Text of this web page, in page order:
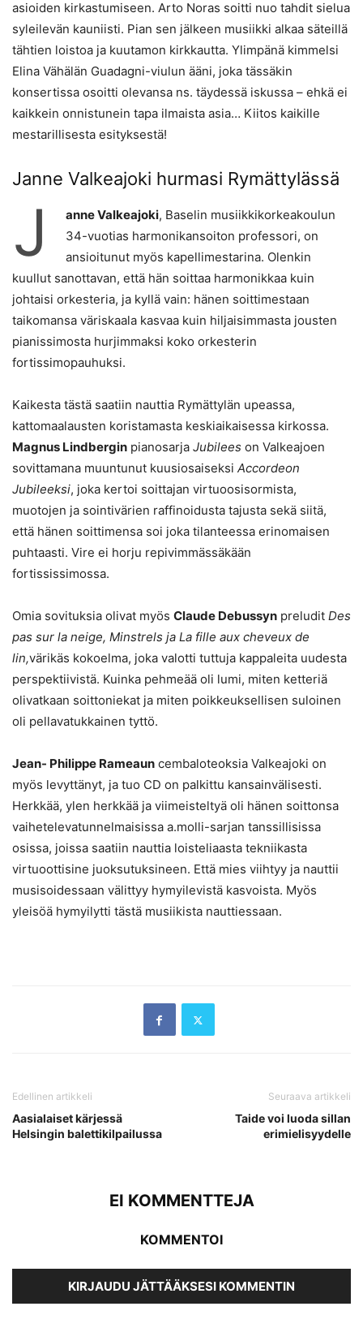
asioiden kirkastumiseen. Arto Noras soitti nuo tahdit sielua
syleilevän kauniisti. Pian sen jälkeen musiikki alkaa säteillä
tähtien loistoa ja kuutamon kirkkautta. Ylimpänä kimmelsi
Elina Vähälän Guadagni-viulun ääni, joka tässäkin
konsertissa osoitti olevansa ns. täydessä iskussa – ehkä ei
kaikkein onnistunein tapa ilmaista asia… Kiitos kaikille
mestarillisesta esityksestä!
Janne Valkeajoki hurmasi Rymättylässä
J anne Valkeajoki, Baselin musiikkikorkeakoulun
34-vuotias harmonikansoiton professori, on
ansioitunut myös kapellimestarina. Olenkin
kuullut sanottavan, että hän soittaa harmonikkaa kuin
johtaisi orkesteria, ja kyllä vain: hänen soittimestaan
taikomansa väriskaala kasvaa kuin hiljaisimmasta jousten
pianissimosta hurjimmaksi koko orkesterin
fortissimopauhuksi.
Kaikesta tästä saatiin nauttia Rymättylän upeassa,
kattomaalausten koristamasta keskiaikaisessa kirkossa.
Magnus Lindbergin pianosarja Jubilees on Valkeajoen
sovittamana muuntunut kuusiosaiseksi Accordeon
Jubileeksi, joka kertoi soittajan virtuoosisormista,
muotojen ja sointivärien raffinoidusta tajusta sekä siitä,
että hänen soittimensa soi joka tilanteessa erinomaisen
puhtaasti. Vire ei horju repivimmässäkään
fortississimossa.
Omia sovituksia olivat myös Claude Debussyn preludit Des
pas sur la neige, Minstrels ja La fille aux cheveux de
lin,värikäs kokoelma, joka valotti tuttuja kappaleita uudesta
perspektiivistä. Kuinka pehmeää oli lumi, miten ketteriä
olivatkaan soittoniekat ja miten poikkeuksellisen suloinen
oli pellavatukkainen tyttö.
Jean- Philippe Rameaun cembaloteoksia Valkeajoki on
myös levyttänyt, ja tuo CD on palkittu kansainvälisesti.
Herkkää, ylen herkkää ja viimeisteltyä oli hänen soittonsa
vaihetelevatunnelmaisissa a.molli-sarjan tanssillisissa
osissa, joissa saatiin nauttia loisteliaasta tekniikasta
virtuoottisine juoksutuksineen. Että mies viihtyy ja nauttii
musisoidessaan välittyy hymyilevistä kasvoista. Myös
yleisöä hymyilytti tästä musiikista nauttiessaan.
Edellinen artikkeli
Aasialaiset kärjessä
Helsingin balettikilpailussa
Seuraava artikkeli
Taide voi luoda sillan
erimielisyydelle
EI KOMMENTTEJA
KOMMENTOI
KIRJAUDU JÄTTÄÄKSESI KOMMENTIN